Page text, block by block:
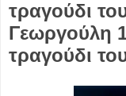
τραγούδι
Γεωργούλη
τραγούδι